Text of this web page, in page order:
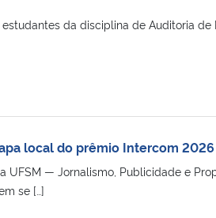
da disciplina de Auditoria de
local do prêmio Intercom 2026
UFSM — Jornalismo, Publicidade e
se […]